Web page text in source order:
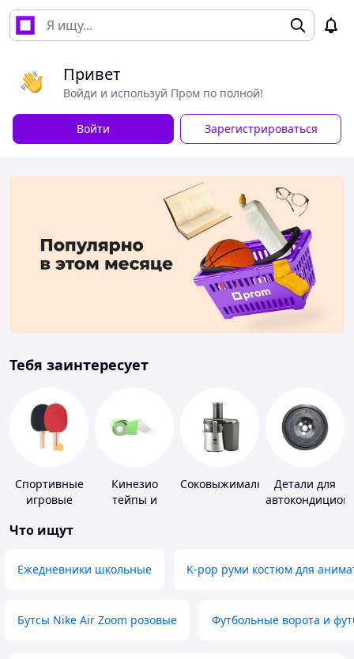
Привет
Войди и используй Пром по полной!
Войти Зарегистрироваться
Тебя заинтересует
Спортивные
игровые
Кинезио
тейпы и
Соковыжималки
Детали для
Что ищут
Ежедневники школьные K-pop руми костюм для
Бутсы Nike Air Zoom розовые Футбольные ворота и